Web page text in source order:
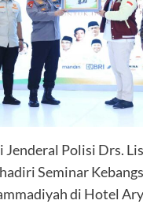
Jenderal Polisi Drs.
Seminar
di Hotel